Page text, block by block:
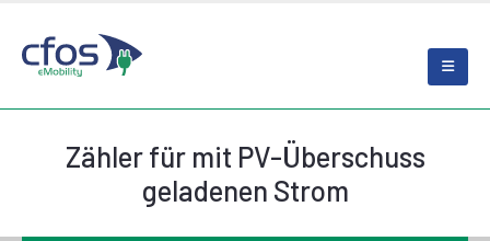
Zähler für mit PV-Überschuss
geladenen Strom